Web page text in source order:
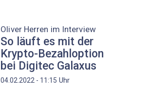
Oliver Herren im Interview
So läuft es mit der
Krypto-Bezahloption
bei Digitec Galaxus
04.02.2022 - 11:15 Uhr